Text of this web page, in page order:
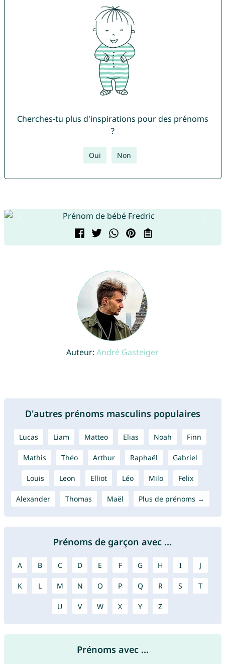
Cherches-tu plus d'inspirations pour des prénoms
?
Oui Non
Auteur: André Gasteiger
D'autres prénoms masculins populaires
Lucas Liam Matteo Elias Noah Finn
Mathis Théo Arthur Raphaël Gabriel
Louis Leon Elliot Léo Milo Felix
Alexander Thomas Maël Plus de prénoms →
Prénoms de garçon avec ...
A B C D E F G H I J
K L M N O P Q R S T
U V W X Y Z
Prénoms avec ...